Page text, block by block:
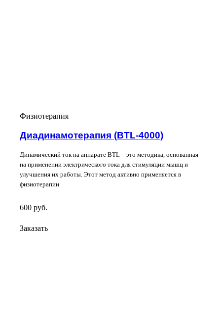
Физиотерапия
Диадинамотерапия (BTL-4000)
Динамический ток на аппарате BTL – это методика, основанная
на применении электрического тока для стимуляции мышц и
улучшения их работы. Этот метод активно применяется в
физиотерапии
600 руб.
Заказать